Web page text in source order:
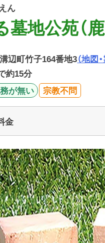
ん
地公苑（鹿
辺町竹子164番地3（地図
約15分
が無い 宗教不問
金